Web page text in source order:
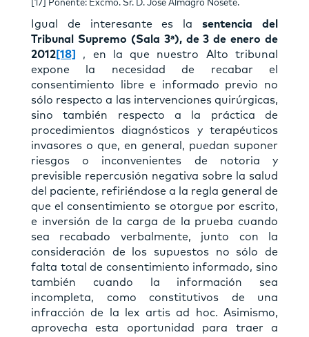
[17] Ponente: Excmo. Sr. D. José Almagro Nosete.
Igual de interesante es lasentencia del
Tribunal Supremo (Sala 3ª), de 3 de enero de
2012[18]
, en la que nuestro Alto tribunal
expone la necesidad de recabar el
consentimiento libre e informado previo no
sólo respecto a las intervenciones quirúrgicas,
sino también respecto a la práctica de
procedimientos diagnósticos y terapéuticos
invasores o que, en general, puedan suponer
riesgos o inconvenientes de notoria y
previsible repercusión negativa sobre la salud
del paciente, refiriéndose a la regla general de
que el consentimiento se otorgue por escrito,
e inversión de la carga de la prueba cuando
sea recabado verbalmente, junto con la
consideración de los supuestos no sólo de
falta total de consentimiento informado, sino
también cuando la información sea
incompleta, como constitutivos de una
infracción de la lex artis ad hoc. Asimismo,
aprovecha esta oportunidad para traer a